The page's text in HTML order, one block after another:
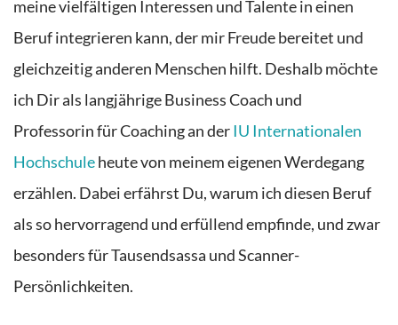
meine vielfältigen Interessen und Talente in einen
Beruf integrieren kann, der mir Freude bereitet und
gleichzeitig anderen Menschen hilft. Deshalb möchte
ich Dir als langjährige Business Coach und
Professorin für Coaching an derIU Internationalen
Hochschuleheute von meinem eigenen Werdegang
erzählen. Dabei erfährst Du, warum ich diesen Beruf
als so hervorragend und erfüllend empfinde, und zwar
besonders für Tausendsassa und Scanner-
Persönlichkeiten.